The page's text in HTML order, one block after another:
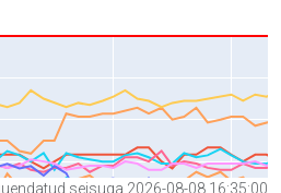
seisuga 2026-08-08 16:35:00